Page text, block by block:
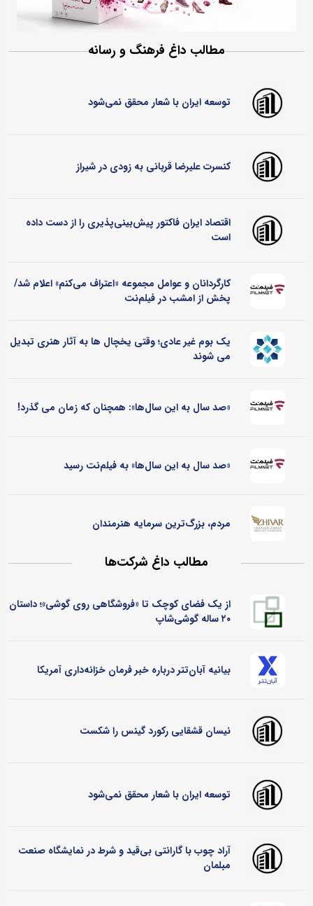
مطالب داغ فرهنگ و رسانه
توسعه ایران با شعار محقق نمی‌شود
کنسرت علیرضا قربانی به زودی در شیراز
اقتصاد ایران فاکتور پیش‌بینی‌پذیری را از دست داده
است
کارگردانان و عوامل مجموعه «اعتراف می‌کنم» اعلام شد/
پخش از امشب در فیلم‌نت
یک بوم غیر عادی؛ وقتی یخچال ‌ها به آثار هنری تبدیل
می ‌شوند
«صد سال به این سال‌ها»: همچنان که زمان می گذرد!
«صد سال به این سال‌ها» به فیلم‌نت رسید
مردم، بزرگ‌ترین سرمایه هنرمندان
مطالب داغ شرکت‌ها
از یک فضای کوچک تا «فروشگاهی روی گوشی»؛ داستان
۲۰ ساله گوشی‌شاپ
بیانیه آبان‌تتر درباره خبر فرمان خزانه‌داری آمریکا
نیسان قشقایی رکورد گینس را شکست
توسعه ایران با شعار محقق نمی‌شود
آراد چوب با گارانتی بی‌قید و شرط در نمایشگاه صنعت
مبلمان